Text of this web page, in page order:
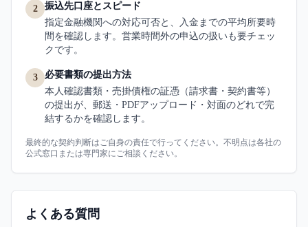
2
振込先口座とスピード
指定金融機関への対応可否と、入金までの平均所要時
間を確認します。営業時間外の申込の扱いも要チェッ
クです。
3
必要書類の提出方法
本人確認書類・売掛債権の証憑（請求書・契約書等）
の提出が、郵送・PDFアップロード・対面のどれで完
結するかを確認します。
最終的な契約判断はご自身の責任で行ってください。不明点は各社の
公式窓口または専門家にご相談ください。
よくある質問